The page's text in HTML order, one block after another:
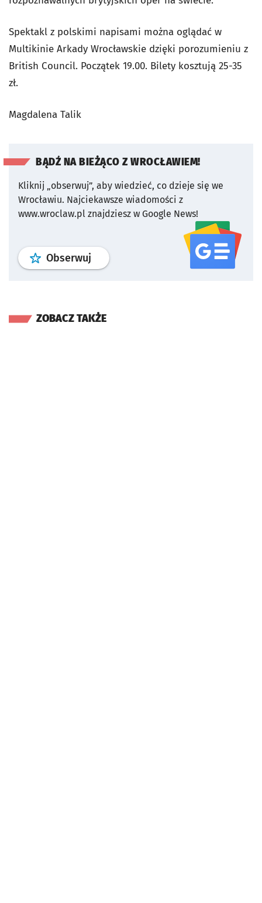
Spektakl z polskimi napisami można oglądać w
Multikinie Arkady Wrocławskie dzięki porozumieniu z
British Council. Początek 19.00. Bilety kosztują 25-35
zł.
Magdalena Talik
BĄDŹ NA BIEŻĄCO Z WROCŁAWIEM!
Kliknij „obserwuj”, aby wiedzieć, co dzieje się we
Wrocławiu. Najciekawsze wiadomości z
www.wroclaw.pl znajdziesz w Google News!
Obserwuj profil serwisu
ZOBACZ TAKŻE